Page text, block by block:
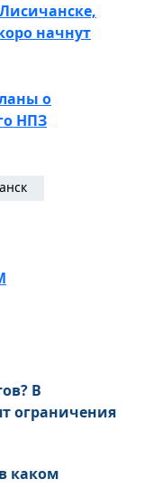
начнут
о
НПЗ
В
ограничения
каком